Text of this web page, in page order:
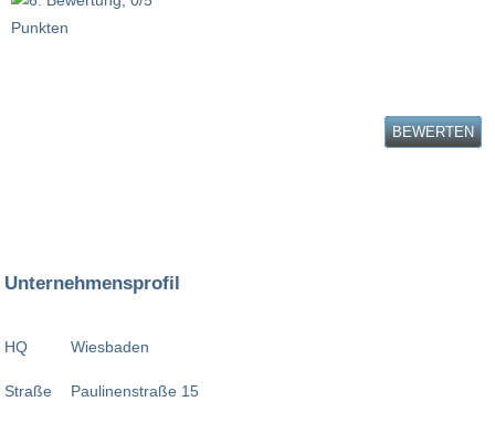
BEWERTEN
Unternehmensprofil
HQ
Straße
Wiesbaden
Paulinenstraße 15